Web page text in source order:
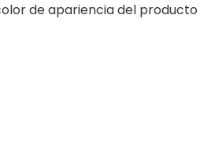
de apariencia del